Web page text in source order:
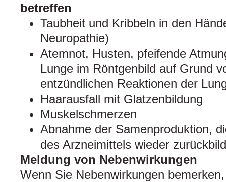
betreffen
Taubheit und Kribbeln in den
Neuropathie)
Atemnot, Husten, pfeifende
Lunge im Röntgenbild auf Grund
entzündlichen Reaktionen der
Haarausfall mit Glatzenbildung
Muskelschmerzen
Abnahme der Samenproduktion,
des Arzneimittels wieder
Meldung von Nebenwirkungen
Wenn Sie Nebenwirkungen